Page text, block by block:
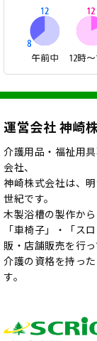
運営会社 神崎
介護用品・福祉用
会社、
神崎株式会社は、
世紀です。
木製浴槽の製作か
「車椅子」・「ス
販・店舗販売を行っ
介護の資格を持っ
す。